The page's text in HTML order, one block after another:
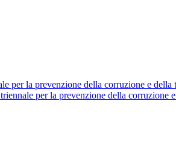
per la prevenzione della corruzione e della
per la prevenzione della corruzione